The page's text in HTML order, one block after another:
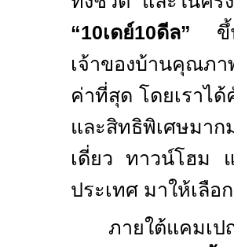
“10เดย์10ดีล” ขึ้น
เจ้าของบ้านคุณภ
ค่าที่สุด โดยเราไ
และสิทธิพิเศษมา
เดี่ยว ทาวน์โฮม
ประเทศ มาให้เลือ
ภายใต้แคมเ